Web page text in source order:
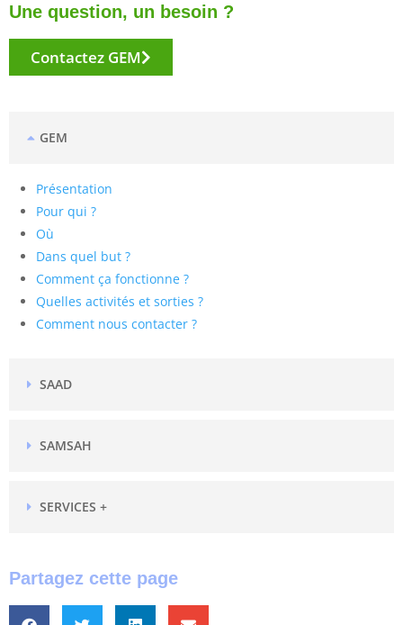
Une question, un besoin ?
Contactez GEM
GEM
Présentation
Pour qui ?
Où
Dans quel but ?
Comment ça fonctionne ?
Quelles activités et sorties ?
Comment nous contacter ?
SAAD
SAMSAH
SERVICES +
Partagez cette page